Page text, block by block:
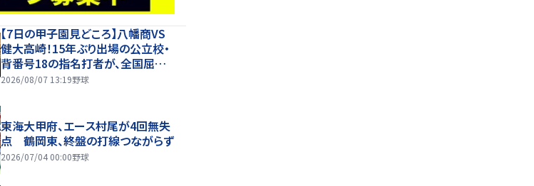
【7日の甲子園見どころ】八幡商VS
健大高崎！15年ぶり出場の公立校・
背番号18の指名打者が、全国屈指
の投手陣に挑む
2026/08/07 13:19野球
東海大甲府、エース村尾が4回無失
点 鶴岡東、終盤の打線つながらず
2026/07/04 00:00野球